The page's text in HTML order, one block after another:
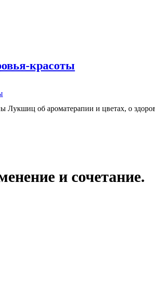
красоты
Лукшиц об ароматерапии и цветах, о
и сочетание.